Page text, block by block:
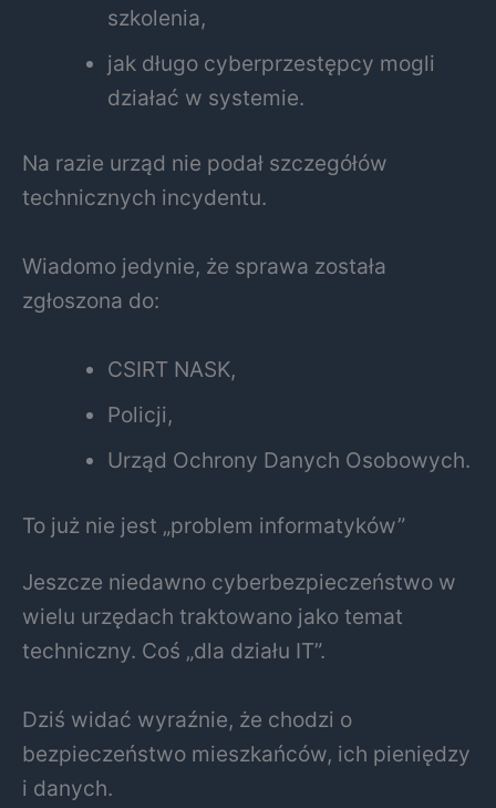
szkolenia,
jak długo cyberprzestępcy mogli
działać w systemie.
Na razie urząd nie podał szczegółów
technicznych incydentu.
Wiadomo jedynie, że sprawa została
zgłoszona do:
CSIRT NASK,
Policji,
Urząd Ochrony Danych Osobowych.
To już nie jest „problem informatyków”
Jeszcze niedawno cyberbezpieczeństwo w
wielu urzędach traktowano jako temat
techniczny. Coś „dla działu IT”.
Dziś widać wyraźnie, że chodzi o
bezpieczeństwo mieszkańców, ich pieniędzy
i danych.